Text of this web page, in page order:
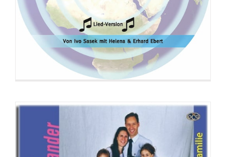
CD: Beziehung zu Gott